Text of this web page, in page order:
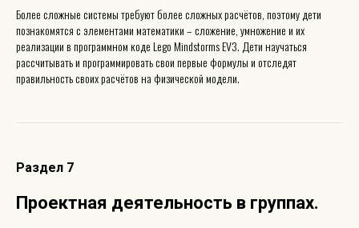
Более сложные системы требуют более сложных расчётов, поэтому дети
познакомятся с элементами математики – сложение, умножение и их
реализации в программном коде Lego Mindstorms EV3. Дети научаться
рассчитывать и программировать свои первые формулы и отследят
правильность своих расчётов на физической модели.
Раздел 7
Проектная деятельность в группах.